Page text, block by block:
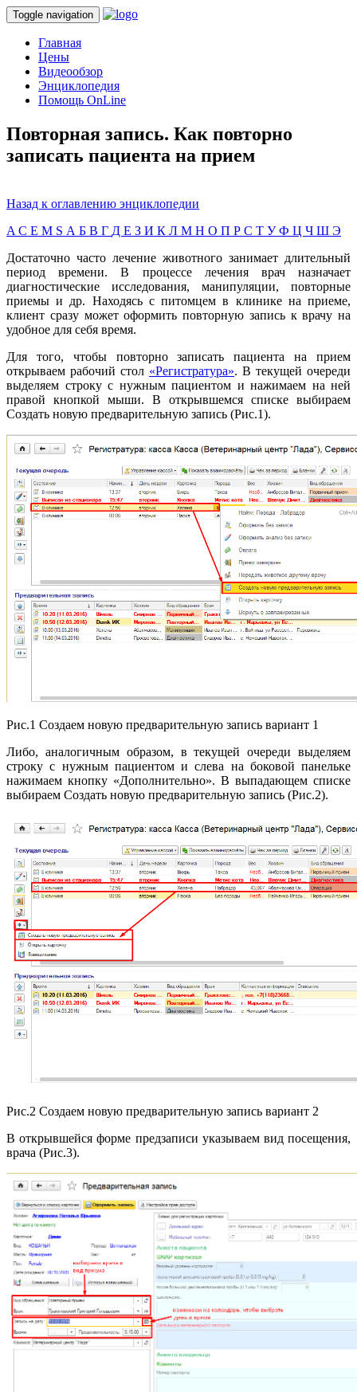
Toggle navigation
Главная
Цены
Видеообзор
Энциклопедия
Помощь OnLine
Повторная запись. Как повторно
записать пациента на прием
Назад к оглавлению энциклопедии
A C E M S А Б В Г Д Е З И К Л М Н О П Р С Т УФ Ц Ч Ш Э
Достаточно часто лечение животного занимает длительный
период времени. В процессе лечения врач назначает
диагностические исследования, манипуляции, повторные
приемы и др. Находясь с питомцем в клинике на приеме,
клиент сразу может оформить повторную запись к врачу на
удобное для себя время.
Для того, чтобы повторно записать пациента на прием
открываем рабочий стол «Регистратура». В текущей очереди
выделяем строку с нужным пациентом и нажимаем на ней
правой кнопкой мыши. В открывшемся списке выбираем
Создать новую предварительную запись (Рис.1).
Рис.1 Создаем новую предварительную запись вариант 1
Либо, аналогичным образом, в текущей очереди выделяем
строку с нужным пациентом и слева на боковой панельке
нажимаем кнопку «Дополнительно». В выпадающем списке
выбираем Создать новую предварительную запись (Рис.2).
Рис.2 Создаем новую предварительную запись вариант 2
В открывшейся форме предзаписи указываем вид посещения,
врача (Рис.3).